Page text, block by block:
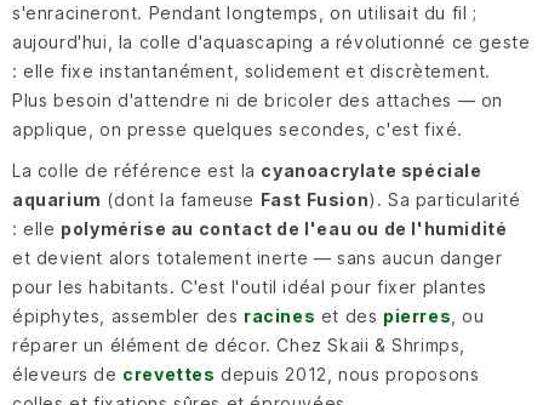
s'enracineront. Pendant longtemps, on utilisait du fil ;
aujourd'hui, la colle d'aquascaping a révolutionné ce geste
: elle fixe instantanément, solidement et discrètement.
Plus besoin d'attendre ni de bricoler des attaches — on
applique, on presse quelques secondes, c'est fixé.
La colle de référence est la cyanoacrylate spéciale
aquarium (dont la fameuse Fast Fusion). Sa particularité
: elle polymérise au contact de l'eau ou de l'humidité
et devient alors totalement inerte — sans aucun danger
pour les habitants. C'est l'outil idéal pour fixer plantes
épiphytes, assembler des racines et des pierres , ou
réparer un élément de décor. Chez Skaii & Shrimps,
éleveurs de crevettes depuis 2012, nous proposons